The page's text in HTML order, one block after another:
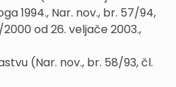
1994., Nar. nov., br. 57/94,
od 26. veljače 2003.,
(Nar. nov., br. 58/93, čl.